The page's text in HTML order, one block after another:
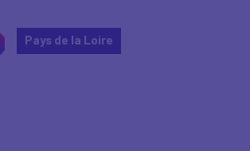
Pays de la Loire